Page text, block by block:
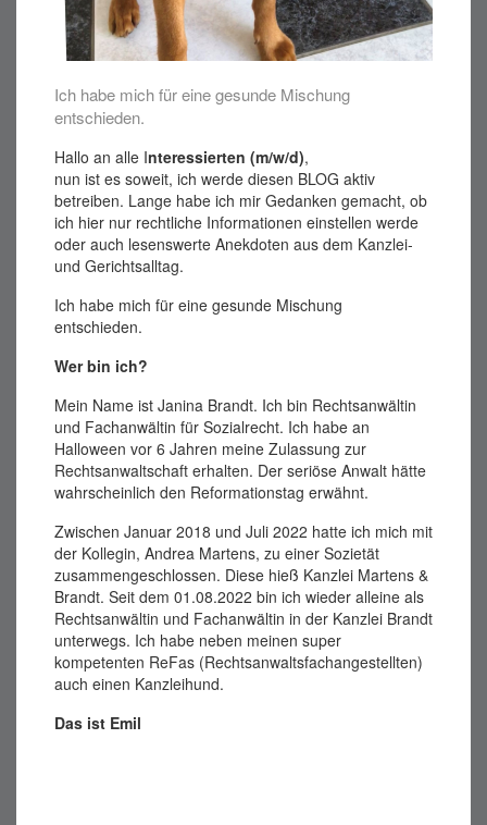
Ich habe mich für eine gesunde Mischung
entschieden.
Hallo an alle Interessierten (m/w/d),
nun ist es soweit, ich werde diesen BLOG aktiv
betreiben. Lange habe ich mir Gedanken gemacht, ob
ich hier nur rechtliche Informationen einstellen werde
oder auch lesenswerte Anekdoten aus dem Kanzlei-
und Gerichtsalltag.
Ich habe mich für eine gesunde Mischung
entschieden.
Wer bin ich?
Mein Name ist Janina Brandt. Ich bin Rechtsanwältin
und Fachanwältin für Sozialrecht. Ich habe an
Halloween vor 6 Jahren meine Zulassung zur
Rechtsanwaltschaft erhalten. Der seriöse Anwalt hätte
wahrscheinlich den Reformationstag erwähnt.
Zwischen Januar 2018 und Juli 2022 hatte ich mich mit
der Kollegin, Andrea Martens, zu einer Sozietät
zusammengeschlossen. Diese hieß Kanzlei Martens &
Brandt. Seit dem 01.08.2022 bin ich wieder alleine als
Rechtsanwältin und Fachanwältin in der Kanzlei Brandt
unterwegs. Ich habe neben meinen super
kompetenten ReFas (Rechtsanwaltsfachangestellten)
auch einen Kanzleihund.
Das ist Emil